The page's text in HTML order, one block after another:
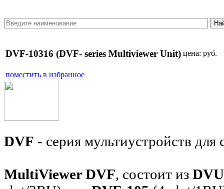
DVF-10316 (DVF- series Multiviewer Unit) цена: руб.
поместить в избранное
DVF - серия мультиустройств для
MultiViewer DVF, состоит из